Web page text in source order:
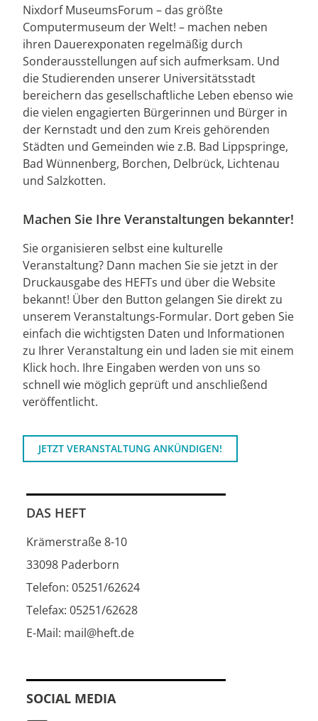
Nixdorf MuseumsForum – das größte
Computermuseum der Welt! – machen neben
ihren Dauerexponaten regelmäßig durch
Sonderausstellungen auf sich aufmerksam. Und
die Studierenden unserer Universitätsstadt
bereichern das gesellschaftliche Leben ebenso wie
die vielen engagierten Bürgerinnen und Bürger in
der Kernstadt und den zum Kreis gehörenden
Städten und Gemeinden wie z.B. Bad Lippspringe,
Bad Wünnenberg, Borchen, Delbrück, Lichtenau
und Salzkotten.
Machen Sie Ihre Veranstaltungen bekannter!
Sie organisieren selbst eine kulturelle
Veranstaltung? Dann machen Sie sie jetzt in der
Druckausgabe des HEFTs und über die Website
bekannt! Über den Button gelangen Sie direkt zu
unserem Veranstaltungs-Formular. Dort geben Sie
einfach die wichtigsten Daten und Informationen
zu Ihrer Veranstaltung ein und laden sie mit einem
Klick hoch. Ihre Eingaben werden von uns so
schnell wie möglich geprüft und anschließend
veröffentlicht.
JETZT VERANSTALTUNG ANKÜNDIGEN!
DAS HEFT
Krämerstraße 8-10
33098 Paderborn
Telefon: 05251/62624
Telefax: 05251/62628
E-Mail: mail@heft.de
SOCIAL MEDIA